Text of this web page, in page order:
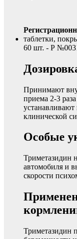
таблетки,
60 шт. - Р
Принимают
приема 2-3
клинической
Особые
Триметазидин
автомобиля и
скорости
Триметазидин